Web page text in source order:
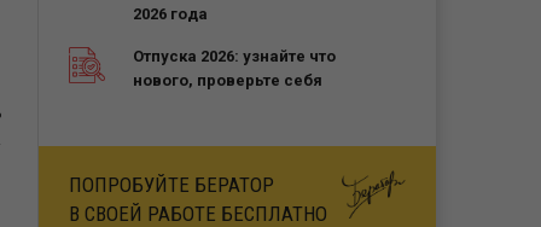
2026 года
Отпуска 2026: узнайте что
нового, проверьте себя
ПОПРОБУЙТЕ БЕРАТОР
В СВОЕЙ РАБОТЕ БЕСПЛАТНО